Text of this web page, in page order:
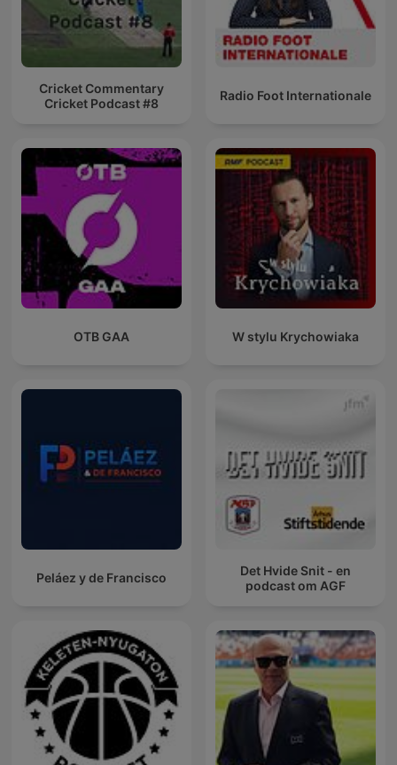
Cricket Commentary
Cricket Podcast #8
Radio Foot Internationale
OTB GAA W stylu Krychowiaka
Peláez y de Francisco
Det Hvide Snit - en
podcast om AGF